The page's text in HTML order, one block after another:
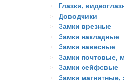
Глазки,
Доводчики
Замки врезные
Замки накладные
Замки навесные
Замки почтовые,
Замки сейфовые
Замки магнитные,